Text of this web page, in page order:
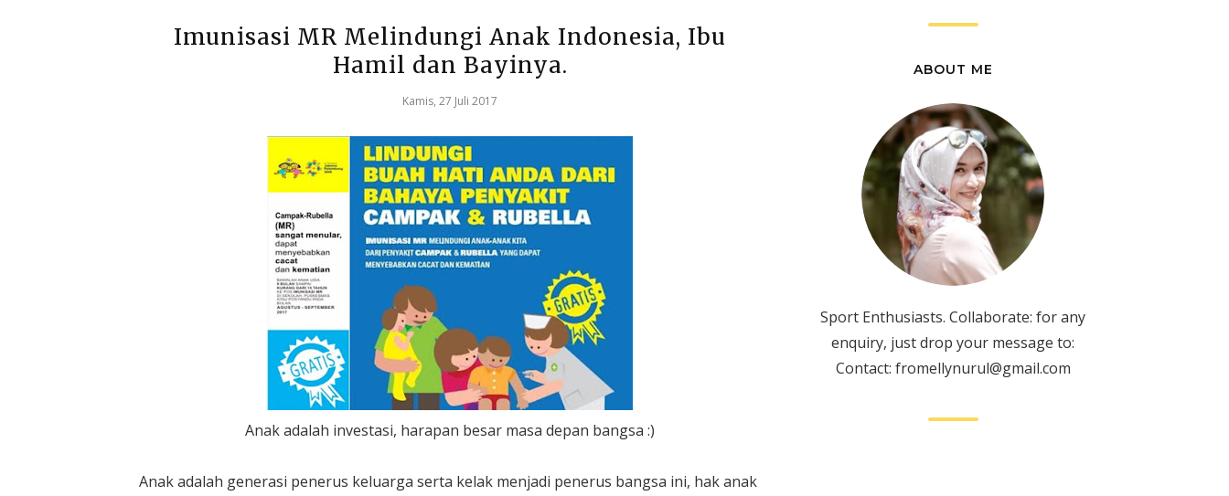
Imunisasi MR Melindungi Anak Indonesia, Ibu
Hamil dan Bayinya.
Kamis, 27 Juli 2017
Anak adalah investasi, harapan besar masa depan bangsa :)
Anak adalah generasi penerus keluarga serta kelak menjadi penerus bangsa ini, hak anak
ABOUT ME
Sport Enthusiasts. Collaborate: for any
enquiry, just drop your message to:
Contact: fromellynurul@gmail.com